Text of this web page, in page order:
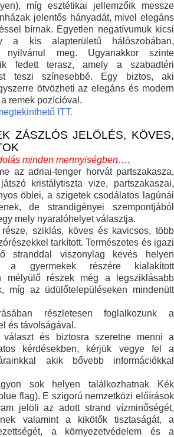
míg esztétikai jellemzőik messze
jelentős hányadát, mivel elegáns
bírnak. Egyetlen negatívumuk kicsi
a kis alapterületű hálószobában,
nyilvánul meg. Ugyanakkor szinte
fedett terasz, amely a szabadtéri
teszi színesebbé. Egy biztos, aki
ötvözheti az elegáns és modern
remek pozícióval.
ITT.
ZÁSZLÓS JELÖLÉS, KÖVES,
minden mennyiségben….
az adriai-tenger horvát partszakasza,
kristálytiszta vize, partszakaszai,
öblei, a szigetek csodálatos lagúnái
de strandigényei szempontjából
mely nyaralóhelyet választja.
sziklás, köves és kavicsos, több
tarkított. Természetes és igazi
stranddal viszonylag kevés helyen
a gyermekek részére kialakított
mélyülő részek még a legsziklásabb
míg az üdülőtelepüléseken mindenütt
részletesen foglalkozunk a
és távolságával.
választ és biztosra szeretne menni a
kérdésekben, kérjük vegye fel a
akik bővebb információkkal
sok helyen találkozhatnak Kék
flag). E szigorú nemzetközi előírások
jelöli az adott strand vízminőségét,
valamint a kikötők tisztaságát, a
a környezetvédelem és a